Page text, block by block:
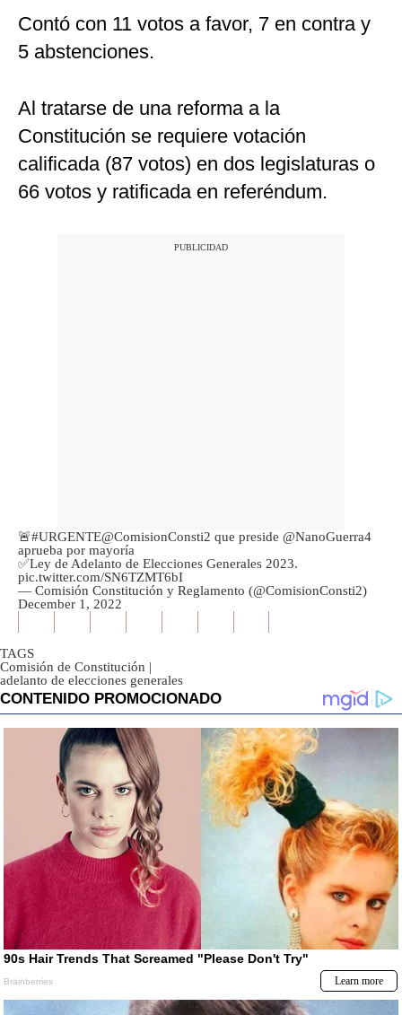
Contó con 11 votos a favor, 7 en contra y
5 abstenciones.
Al tratarse de una reforma a la
Constitución se requiere votación
calificada (87 votos) en dos legislaturas o
66 votos y ratificada en referéndum.
🚨#URGENTE@ComisionConsti2 que preside @NanoGuerra4
aprueba por mayoría
✅️Ley de Adelanto de Elecciones Generales 2023.
pic.twitter.com/SN6TZMT6bI
— Comisión Constitución y Reglamento (@ComisionConsti2)
December 1, 2022
TAGS
Comisión de Constitución |
adelanto de elecciones generales